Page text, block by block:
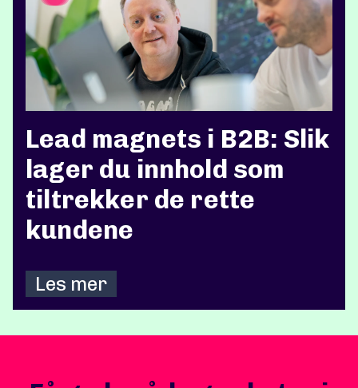
Lead magnets i B2B: Slik
lager du innhold som
tiltrekker de rette
kundene
Les mer